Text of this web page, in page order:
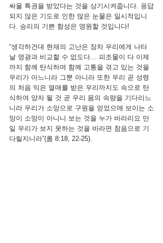
싸울 특권을 받았다는 것을 상기시켜줍니다. 응답
되지 않은 기도로 인한 많은 눈물은 일시적입니
다. 승리의 기쁜 함성은 영원할 것입니다!
“생각하건대 현재의 고난은 장차 우리에게 나타
날 영광과 비교할 수 없도다… 피조물이 다 이제
까지 함께 탄식하며 함께 고통을 겪고 있는 것을
우리가 아느니라 그뿐 아니라 또한 우리 곧 성령
의 처음 익은 열매를 받은 우리까지도 속으로 탄
식하여 양자 될 것 곧 우리 몸의 속량을 기다리느
니라 우리가 소망으로 구원을 얻었으매 보이는 소
망이 소망이 아니니 보는 것을 누가 바라리요 만
일 우리가 보지 못하는 것을 바라면 참음으로 기
다릴지니라”(롬 8:18, 22-25).